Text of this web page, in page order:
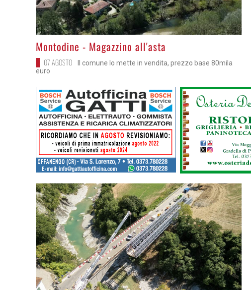
>Montodine - Magazzino all'asta
07 AGOSTO
Il comune lo mette in vendita, prezzo base 80mila
euro